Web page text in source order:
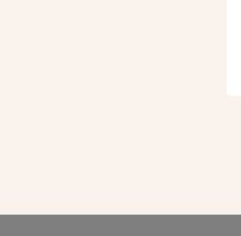
NOUS PERMET